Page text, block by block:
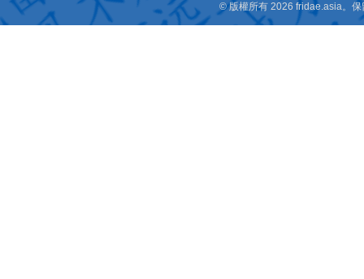
© 版權所有 2026 fridae.asia。